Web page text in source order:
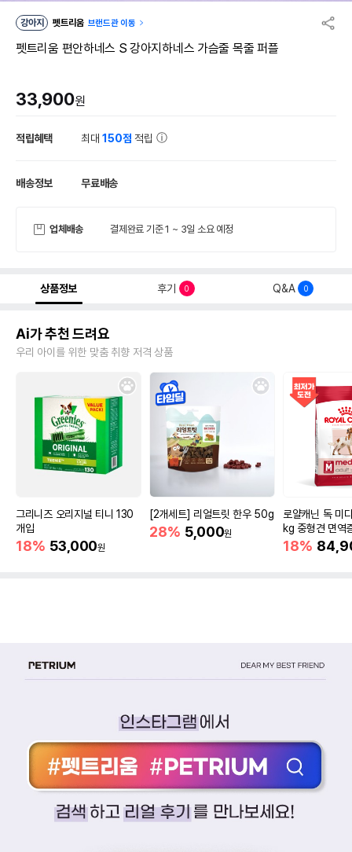
강아지 펫트리움 브랜드관 이동
펫트리움 편안하네스 S 강아지하네스 가슴줄 목줄 퍼플
33,900원
적립혜택 최대150점 적립
배송정보 무료배송
업체배송 결제완료 기준 1 ~ 3일 소요 예정
상품정보 후기 0 Q&A 0
Ai가 추천 드려요
우리 아이를 위한 맞춤 취향 저격 상품
그리니즈 오리지널 티니 130
개입
18% 53,000원
[2개세트] 리얼트릿 한우 50g
28% 5,000원
로얄캐닌 독 미
kg 중형견 면역
18%